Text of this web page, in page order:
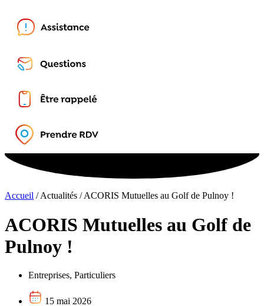
Accueil /Actualités /ACORIS Mutuelles au Golf de Pulnoy !
ACORIS Mutuelles au Golf de
Pulnoy !
Entreprises, Particuliers
15 mai 2026